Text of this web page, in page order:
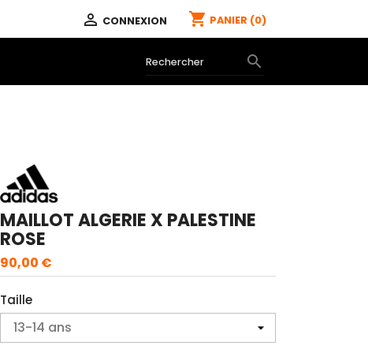
 CONNEXION shopping_cart PANIER (0)

MAILLOT ALGERIE X PALESTINE
ROSE
90,00 €
Taille